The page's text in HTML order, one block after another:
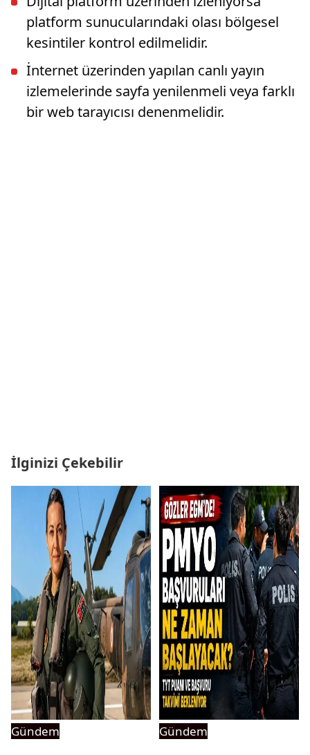
platform sunucularındaki olası bölgesel
kesintiler kontrol edilmelidir.
İnternet üzerinden yapılan canlı yayın
izlemelerinde sayfa yenilenmeli veya farklı
bir web tarayıcısı denenmelidir.
İlginizi Çekebilir
Gündem
Gündem